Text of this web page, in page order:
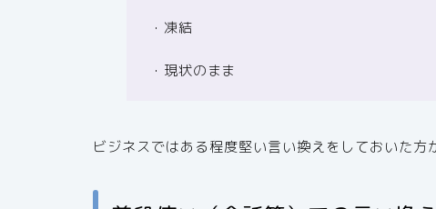
・凍結
・現状のまま
ビジネスではある程度堅い言い換えをしておいた方